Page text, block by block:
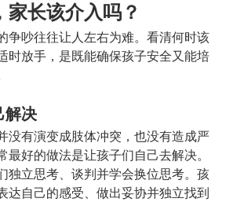
家长该介入吗？
争吵往往让人左右为难。看清何时该
时放手，是既能确保孩子安全又能培
解决
没有演变成肢体冲突，也没有造成严
最好的做法是让孩子们自己去解决。
独立思考、谈判并学会换位思考。孩
达自己的感受、做出妥协并独立找到